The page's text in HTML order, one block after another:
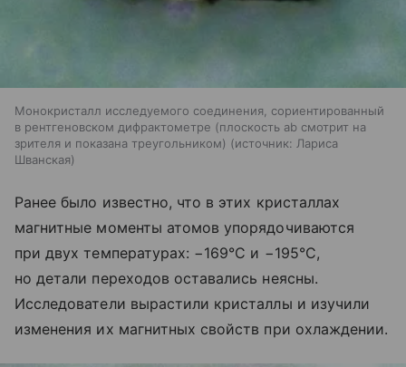
Монокристалл исследуемого соединения, сориентированный
в рентгеновском дифрактометре (плоскость ab смотрит на
зрителя и показана треугольником)
источник: Лариса
Шванская
Ранее было известно, что в этих кристаллах
магнитные моменты атомов упорядочиваются
при двух температурах: −169°C и −195°C,
но детали переходов оставались неясны.
Исследователи вырастили кристаллы и изучили
изменения их магнитных свойств при охлаждении.